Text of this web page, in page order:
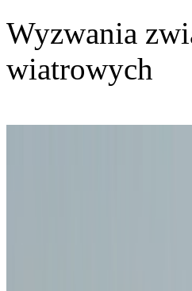
Wyzwania
wiatrowych